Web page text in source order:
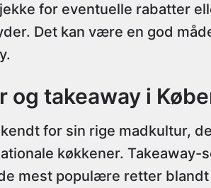
for eventuelle rabatter
Det kan være en god
og takeaway i
for sin rige madkultur,
køkkener. Takeaway-
mest populære retter